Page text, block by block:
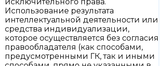
Использование результата
интеллектуальной деятельности или
средства индивидуализации,
которое осуществляется без согласия
правообладателя (как способами,
предусмотренными ГК, так и иными